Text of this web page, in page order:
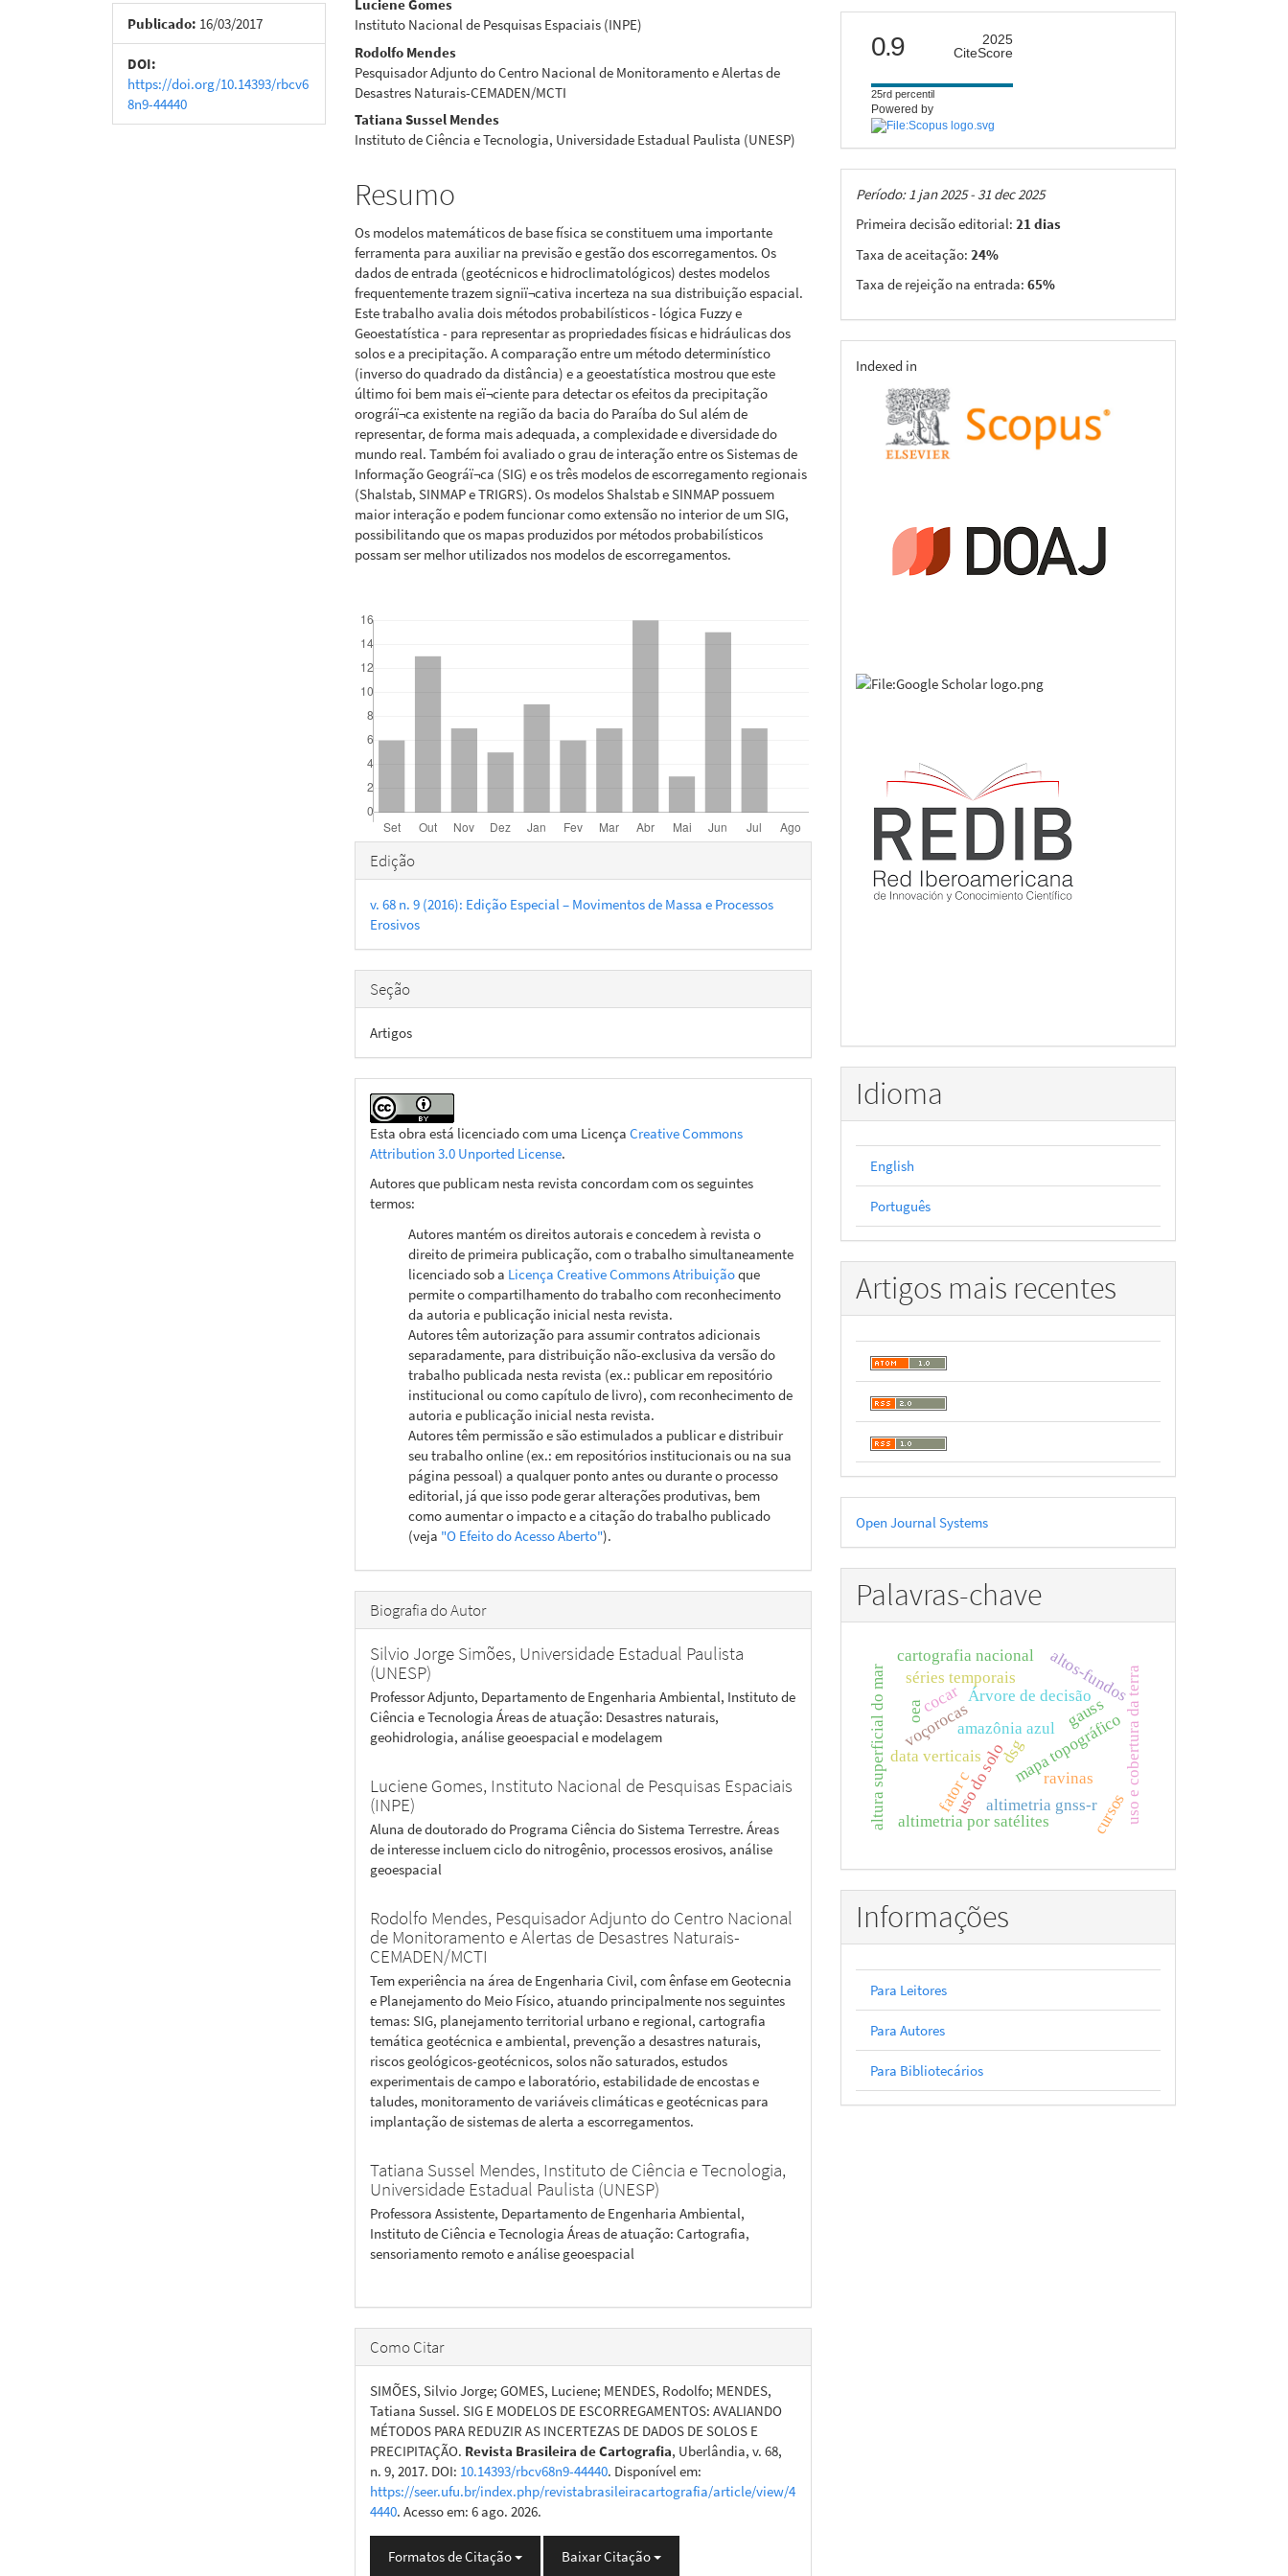
de
artigos
Publicado: 16/03/2017
DOI:
https://doi.org/10.14393/rbcv6
8n9-44440
artigo
principal
Luciene Gomes
Instituto Nacional de Pesquisas Espaciais (INPE)
Rodolfo Mendes
Pesquisador Adjunto do Centro Nacional de Monitoramento e Alertas de
Desastres Naturais-CEMADEN/MCTI
Tatiana Sussel Mendes
Instituto de Ciência e Tecnologia, Universidade Estadual Paulista (UNESP)
Resumo
Os modelos matemáticos de base física se constituem uma importante
ferramenta para auxiliar na previsão e gestão dos escorregamentos. Os
dados de entrada (geotécnicos e hidroclimatológicos) destes modelos
frequentemente trazem signiï¬cativa incerteza na sua distribuição espacial.
Este trabalho avalia dois métodos probabilísticos - lógica Fuzzy e
Geoestatística - para representar as propriedades físicas e hidráulicas dos
solos e a precipitação. A comparação entre um método determinístico
(inverso do quadrado da distância) e a geoestatística mostrou que este
último foi bem mais eï¬ciente para detectar os efeitos da precipitação
orográï¬ca existente na região da bacia do Paraíba do Sul além de
representar, de forma mais adequada, a complexidade e diversidade do
mundo real. Também foi avaliado o grau de interação entre os Sistemas de
Informação Geográï¬ca (SIG) e os três modelos de escorregamento regionais
(Shalstab, SINMAP e TRIGRS). Os modelos Shalstab e SINMAP possuem
maior interação e podem funcionar como extensão no interior de um SIG,
possibilitando que os mapas produzidos por métodos probabilísticos
possam ser melhor utilizados nos modelos de escorregamentos.
Detalhes
do
artigo
Edição
v. 68 n. 9 (2016): Edição Especial – Movimentos de Massa e Processos
Erosivos
Seção
Artigos
Esta obra está licenciado com uma LicençaCreative Commons
Attribution 3.0 Unported License.
Autores que publicam nesta revista concordam com os seguintes
termos:
Autores mantém os direitos autorais e concedem à revista o
direito de primeira publicação, com o trabalho simultaneamente
licenciado sob a Licença Creative Commons Atribuiçãoque
permite o compartilhamento do trabalho com reconhecimento
da autoria e publicação inicial nesta revista.
Autores têm autorização para assumir contratos adicionais
separadamente, para distribuição não-exclusiva da versão do
trabalho publicada nesta revista (ex.: publicar em repositório
institucional ou como capítulo de livro), com reconhecimento de
autoria e publicação inicial nesta revista.
Autores têm permissão e são estimulados a publicar e distribuir
seu trabalho online (ex.: em repositórios institucionais ou na sua
página pessoal) a qualquer ponto antes ou durante o processo
editorial, já que isso pode gerar alterações produtivas, bem
como aumentar o impacto e a citação do trabalho publicado
(veja "O Efeito do Acesso Aberto").
Biografia do Autor
Silvio Jorge Simões, Universidade Estadual Paulista
(UNESP)
Professor Adjunto, Departamento de Engenharia Ambiental, Instituto de
Ciência e Tecnologia Áreas de atuação: Desastres naturais,
geohidrologia, análise geoespacial e modelagem
Luciene Gomes, Instituto Nacional de Pesquisas Espaciais
(INPE)
Aluna de doutorado do Programa Ciência do Sistema Terrestre. Áreas
de interesse incluem ciclo do nitrogênio, processos erosivos, análise
geoespacial
Rodolfo Mendes, Pesquisador Adjunto do Centro Nacional
de Monitoramento e Alertas de Desastres Naturais-
CEMADEN/MCTI
Tem experiência na área de Engenharia Civil, com ênfase em Geotecnia
e Planejamento do Meio Físico, atuando principalmente nos seguintes
temas: SIG, planejamento territorial urbano e regional, cartografia
temática geotécnica e ambiental, prevenção a desastres naturais,
riscos geológicos-geotécnicos, solos não saturados, estudos
experimentais de campo e laboratório, estabilidade de encostas e
taludes, monitoramento de variáveis climáticas e geotécnicas para
implantação de sistemas de alerta a escorregamentos.
Tatiana Sussel Mendes, Instituto de Ciência e Tecnologia,
Universidade Estadual Paulista (UNESP)
Professora Assistente, Departamento de Engenharia Ambiental,
Instituto de Ciência e Tecnologia Áreas de atuação: Cartografia,
sensoriamento remoto e análise geoespacial
Como Citar
SIMÕES, Silvio Jorge; GOMES, Luciene; MENDES, Rodolfo; MENDES,
Tatiana Sussel. SIG E MODELOS DE ESCORREGAMENTOS: AVALIANDO
MÉTODOS PARA REDUZIR AS INCERTEZAS DE DADOS DE SOLOS E
PRECIPITAÇÃO. Revista Brasileira de Cartografia, Uberlândia, v. 68,
n. 9, 2017. DOI: 10.14393/rbcv68n9-44440. Disponível em:
https://seer.ufu.br/index.php/revistabrasileiracartografia/article/view/4
4440. Acesso em: 6 ago. 2026.
Formatos de Citação Baixar Citação
citescore
0.9
2025
CiteScore
25rd percentil
Powered by
Taxas
Período: 1 jan 2025 - 31 dec 2025
Primeira decisão editorial: 21 dias
Taxa de aceitação: 24%
Taxa de rejeição na entrada: 65%
indexing
Indexed in
Idioma
English
Português
Artigos mais recentes
Desenvolvido
por
Open Journal Systems
Palavras-chave
data verticais
amazônia azul
voçorocas
ravinas
uso do solo
Árvore de decisão
altimetria por satélites
altura superficial do mar mapa topográficouso e cobertura da terra
séries temporais
altimetria gnss-r
altos-fundos
cartografia nacional
cocar
dsg
fator c
gauss
oea
cursos
Informações
Para Leitores
Para Autores
Para Bibliotecários